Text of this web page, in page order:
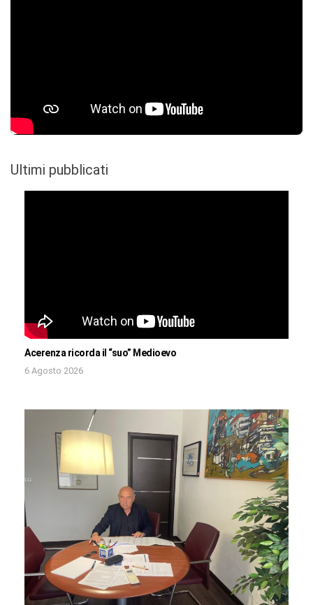
Ultimi pubblicati
Acerenza ricorda il “suo” Medioevo
6 Agosto 2026